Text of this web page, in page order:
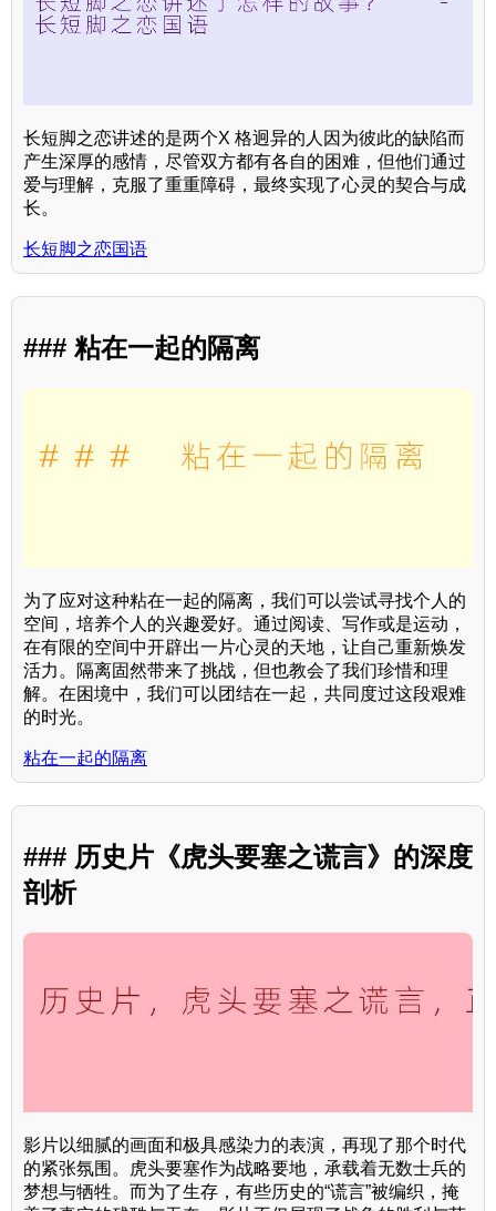
长短脚之恋讲述的是两个X 格迥异的人因为彼此的缺陷而
产生深厚的感情，尽管双方都有各自的困难，但他们通过
爱与理解，克服了重重障碍，最终实现了心灵的契合与成
长。
长短脚之恋国语
### 粘在一起的隔离
为了应对这种粘在一起的隔离，我们可以尝试寻找个人的
空间，培养个人的兴趣爱好。通过阅读、写作或是运动，
在有限的空间中开辟出一片心灵的天地，让自己重新焕发
活力。隔离固然带来了挑战，但也教会了我们珍惜和理
解。在困境中，我们可以团结在一起，共同度过这段艰难
的时光。
粘在一起的隔离
### 历史片《虎头要塞之谎言》的深度
剖析
影片以细腻的画面和极具感染力的表演，再现了那个时代
的紧张氛围。虎头要塞作为战略要地，承载着无数士兵的
梦想与牺牲。而为了生存，有些历史的“谎言”被编织，掩